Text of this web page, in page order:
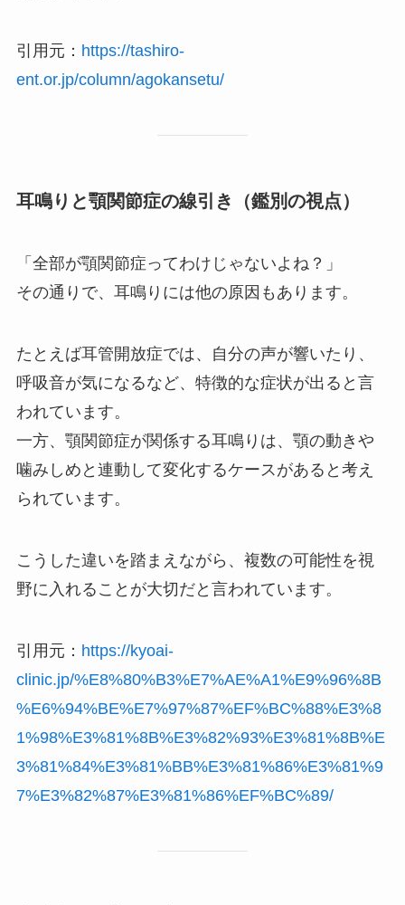
引用元： https://tashiro-
ent.or.jp/column/agokansetu/
耳鳴りと顎関節症の線引き（鑑別の視点）
「全部が顎関節症ってわけじゃないよね？」
その通りで、耳鳴りには他の原因もあります。
たとえば耳管開放症では、自分の声が響いたり、
呼吸音が気になるなど、特徴的な症状が出ると言
われています。
一方、顎関節症が関係する耳鳴りは、顎の動きや
噛みしめと連動して変化するケースがあると考え
られています。
こうした違いを踏まえながら、複数の可能性を視
野に入れることが大切だと言われています。
引用元： https://kyoai-
clinic.jp/%E8%80%B3%E7%AE%A1%E9%96%8B
%E6%94%BE%E7%97%87%EF%BC%88%E3%8
1%98%E3%81%8B%E3%82%93%E3%81%8B%E
3%81%84%E3%81%BB%E3%81%86%E3%81%9
7%E3%82%87%E3%81%86%EF%BC%89/